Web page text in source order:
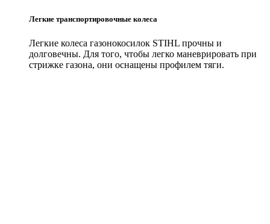
Легкие транспортировочные колеса
Легкие колеса газонокосилок STIHL прочны и
долговечны. Для того, чтобы легко маневрировать при
стрижке газона, они оснащены профилем тяги.